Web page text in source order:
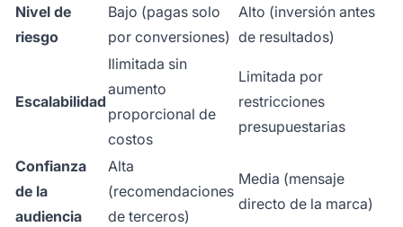
Nivel de
riesgo
Bajo (pagas solo
por conversiones)
Alto (inversión antes
de resultados)
Escalabilidad
Ilimitada sin
aumento
proporcional de
costos
Limitada por
restricciones
presupuestarias
Confianza
de la
audiencia
Alta
(recomendaciones
de terceros)
Media (mensaje
directo de la marca)